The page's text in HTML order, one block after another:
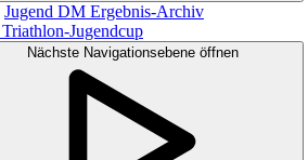
Jugend DM Ergebnis-Archiv
Jugendcup
Nächste Navigationsebene öffnen